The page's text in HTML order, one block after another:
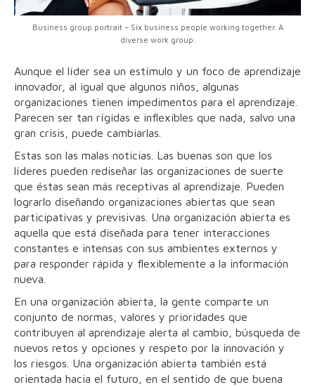
Business group portrait – Six business people working together. A
diverse work group.
Aunque el líder sea un estímulo y un foco de aprendizaje
innovador, al igual que algunos niños, algunas
organizaciones tienen impedimentos para el aprendizaje.
Parecen ser tan rígidas e inflexibles que nada, salvo una
gran crisis, puede cambiarlas.
Estas son las malas noticias. Las buenas son que los
líderes pueden rediseñar las organizaciones de suerte
que éstas sean más receptivas al aprendizaje. Pueden
lograrlo diseñando organizaciones abiertas que sean
participativas y previsivas. Una organización abierta es
aquella que está diseñada para tener interacciones
constantes e intensas con sus ambientes externos y
para responder rápida y flexiblemente a la información
nueva.
En una organización abierta, la gente comparte un
conjunto de normas, valores y prioridades que
contribuyen al aprendizaje alerta al cambio, búsqueda de
nuevos retos y opciones y respeto por la innovación y
los riesgos. Una organización abierta también está
orientada hacia el futuro, en el sentido de que buena